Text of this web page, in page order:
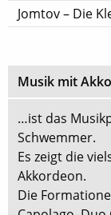
Jomtov – Die
Musik mit
…ist das
Schwemmer.
Es zeigt die
Akkordeon.
Die